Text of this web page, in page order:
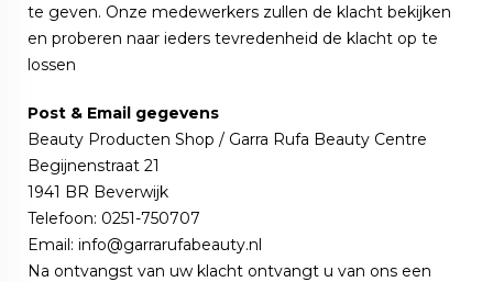
te geven. Onze medewerkers zullen de klacht bekijken
en proberen naar ieders tevredenheid de klacht op te
lossen
Post & Email gegevens
Beauty Producten Shop / Garra Rufa Beauty Centre
Begijnenstraat 21
1941 BR Beverwijk
Telefoon: 0251-750707
Email: info@garrarufabeauty.nl
Na ontvangst van uw klacht ontvangt u van ons een